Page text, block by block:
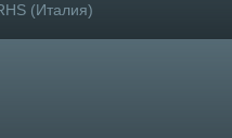
(Италия)